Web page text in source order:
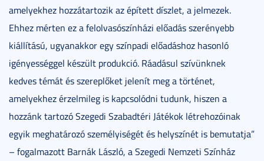
amelyekhez hozzátartozik az épített díszlet, a jelmezek.
Ehhez mérten ez a felolvasószínházi előadás szerényebb
kiállítású, ugyanakkor egy színpadi előadáshoz hasonló
igényességgel készült produkció. Ráadásul szívünknek
kedves témát és szereplőket jelenít meg a történet,
amelyekhez érzelmileg is kapcsolódni tudunk, hiszen a
hozzánk tartozó Szegedi Szabadtéri Játékok létrehozóinak
egyik meghatározó személyiségét és helyszínét is bemutatja”
– fogalmazott Barnák László, a Szegedi Nemzeti Színház